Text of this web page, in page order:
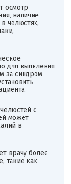
осмотр
наличие
челюстях,
для выявления
за синдром
с
может
в
врачу более
такие как